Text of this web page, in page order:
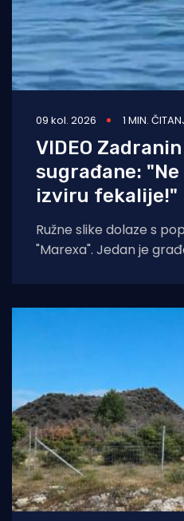
09 kol. 2026 1 MIN.
VIDEO
sugrađane:
izviru fekalije!"
Ružne slike dolaze s
"Marexa". Jedan je